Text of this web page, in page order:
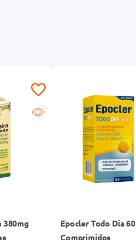
380mg
Epocler Todo Dia 60
Comprimidos